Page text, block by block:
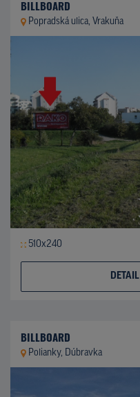
BILLBOARD
Popradská ulica, Vrakuňa
510x240
DETAIL
BILLBOARD
Polianky, Dúbravka